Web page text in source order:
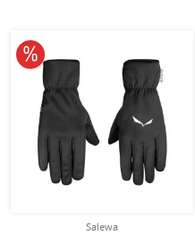
Salewa
10% reduziert